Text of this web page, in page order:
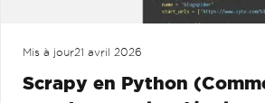
Mis à jour21 avril 2026
Scrapy en Python